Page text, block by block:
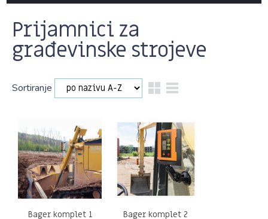
Prijamnici za
građevinske strojeve
Sortiranje
Bager komplet 1
Bager komplet 2